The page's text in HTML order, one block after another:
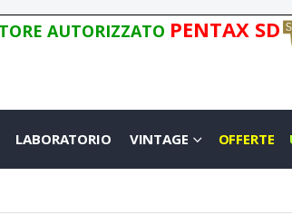
AUTORIZZATO PENTAX SD
LABORATORIO VINTAGE OFFERTE